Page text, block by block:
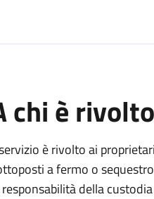
chi è rivolto
è rivolto ai
a fermo o
della